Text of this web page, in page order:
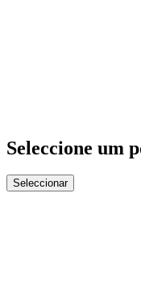
Seleccione um
Seleccionar